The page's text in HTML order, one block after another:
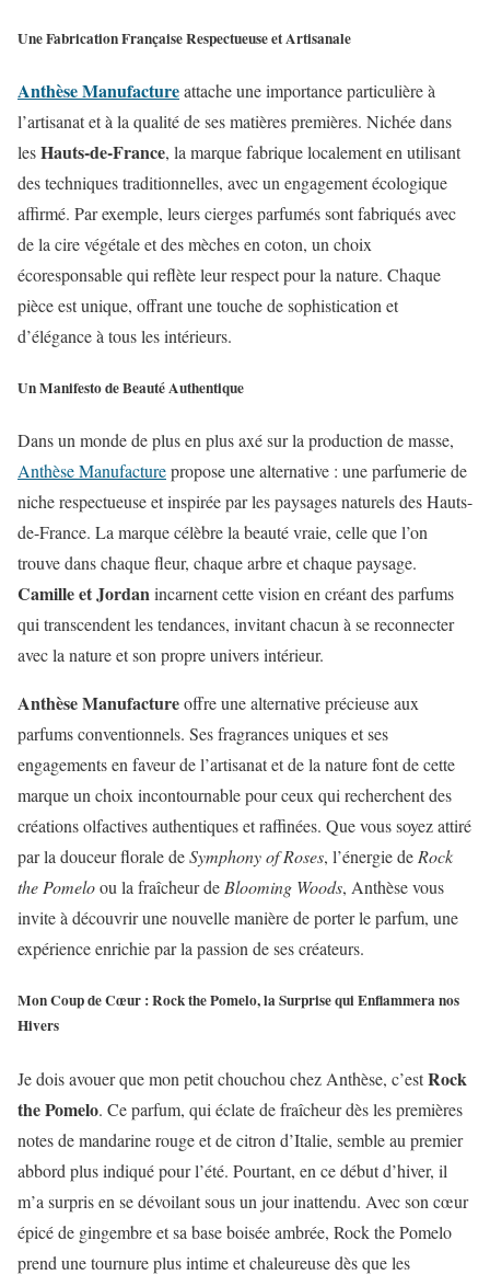
Une Fabrication Française Respectueuse et Artisanale
Anthèse Manufactureattache une importance particulière à
l’artisanat et à la qualité de ses matières premières. Nichée dans
lesHauts-de-France, la marque fabrique localement en utilisant
des techniques traditionnelles, avec un engagement écologique
affirmé. Par exemple, leurs cierges parfumés sont fabriqués avec
de la cire végétale et des mèches en coton, un choix
écoresponsable qui reflète leur respect pour la nature. Chaque
pièce est unique, offrant une touche de sophistication et
d’élégance à tous les intérieurs.
Un Manifesto de Beauté Authentique
Dans un monde de plus en plus axé sur la production de masse,
Anthèse Manufacturepropose une alternative : une parfumerie de
niche respectueuse et inspirée par les paysages naturels des Hauts-
de-France. La marque célèbre la beauté vraie, celle que l’on
trouve dans chaque fleur, chaque arbre et chaque paysage.
Camille et Jordanincarnent cette vision en créant des parfums
qui transcendent les tendances, invitant chacun à se reconnecter
avec la nature et son propre univers intérieur.
Anthèse Manufactureoffre une alternative précieuse aux
parfums conventionnels. Ses fragrances uniques et ses
engagements en faveur de l’artisanat et de la nature font de cette
marque un choix incontournable pour ceux qui recherchent des
créations olfactives authentiques et raffinées. Que vous soyez attiré
par la douceur florale deSymphony of Roses, l’énergie de Rock
the Pomeloou la fraîcheur de Blooming Woods, Anthèse vous
invite à découvrir une nouvelle manière de porter le parfum, une
expérience enrichie par la passion de ses créateurs.
Mon Coup de Cœur : Rock the Pomelo, la Surprise qui Enflammera nos
Hivers
Je dois avouer que mon petit chouchou chez Anthèse, c’estRock
the Pomelo. Ce parfum, qui éclate de fraîcheur dès les premières
notes de mandarine rouge et de citron d’Italie, semble au premier
abbord plus indiqué pour l’été. Pourtant, en ce début d’hiver, il
m’a surpris en se dévoilant sous un jour inattendu. Avec son cœur
épicé de gingembre et sa base boisée ambrée, Rock the Pomelo
prend une tournure plus intime et chaleureuse dès que les